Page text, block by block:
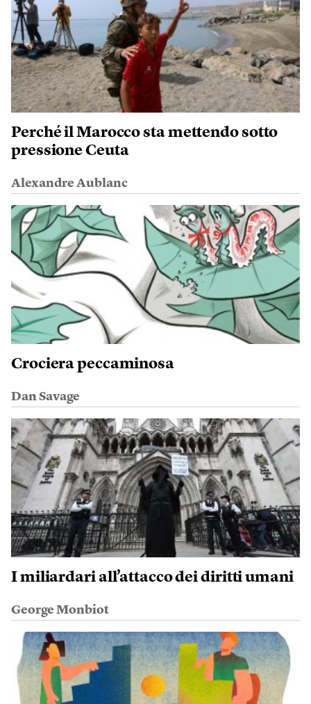
Perché il Marocco sta mettendo sotto
pressione Ceuta
Alexandre Aublanc
Crociera peccaminosa
Dan Savage
I miliardari all’attacco dei diritti umani
George Monbiot